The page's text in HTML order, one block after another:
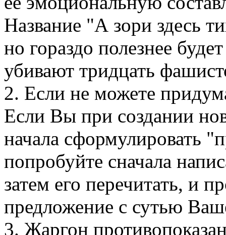
Название "А зори здесь
но гораздо полезнее
убивают тридцать
2. Если не можете
Если Вы при создании
начала сформулировать
попробуйте сначала
затем его перечитать, и
предложение с сутью
3. Жаргон